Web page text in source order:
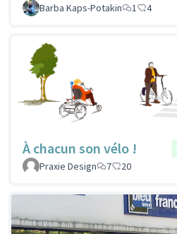
Barba Kaps-Potakin 1 4
À chacun son vélo !
Praxie Design
7 20